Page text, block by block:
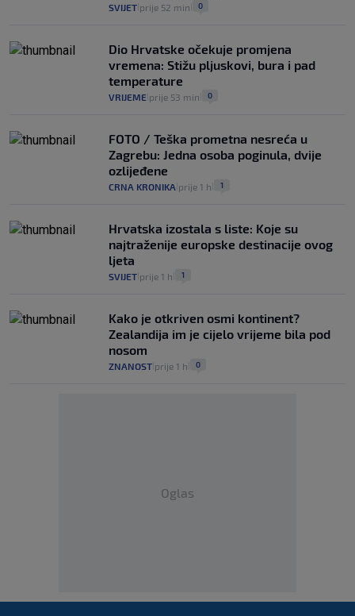
SVIJET prije 52 min 0
Dio Hrvatske očekuje promjena
vremena: Stižu pljuskovi, bura i pad
temperature
VRIJEME prije 53 min 0
FOTO / Teška prometna nesreća u
Zagrebu: Jedna osoba poginula, dvije
ozlijeđene
CRNA KRONIKA prije 1 h 1
Hrvatska izostala s liste: Koje su
najtraženije europske destinacije ovog
ljeta
SVIJET prije 1 h 1
Kako je otkriven osmi kontinent?
Zealandija im je cijelo vrijeme bila pod
nosom
ZNANOST prije 1 h 0
Oglas